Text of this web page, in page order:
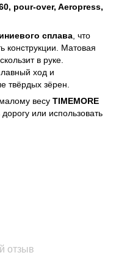
pour-over, Aeropress,
сплава , что
конструкции. Матовая
в руке.
ход и
твёрдых зёрен.
весу TIMEMORE
или использовать
отзыв